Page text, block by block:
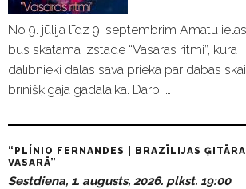
No 9. jūlija līdz 9. septembrim Amatu
būs skatāma izstāde “Vasaras ritmi”, kurā
dalībnieki dalās savā priekā par dabas
brīnišķīgajā gadalaikā. Darbi …
“PLÍNIO FERNANDES | BRAZĪLIJAS
VASARĀ”
Sestdiena, 1. augusts, 2026. plkst. 19:00